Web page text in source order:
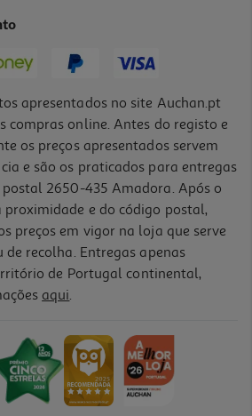
De Milena Agus
apresentados no site Auchan.pt
compras online. Antes do registo e
os preços apresentados servem
e são os praticados para entregas
2650-435 Amadora. Após o
e do código postal,
preços em vigor na loja que serve
recolha. Entregas apenas
de Portugal continental,
aqui.